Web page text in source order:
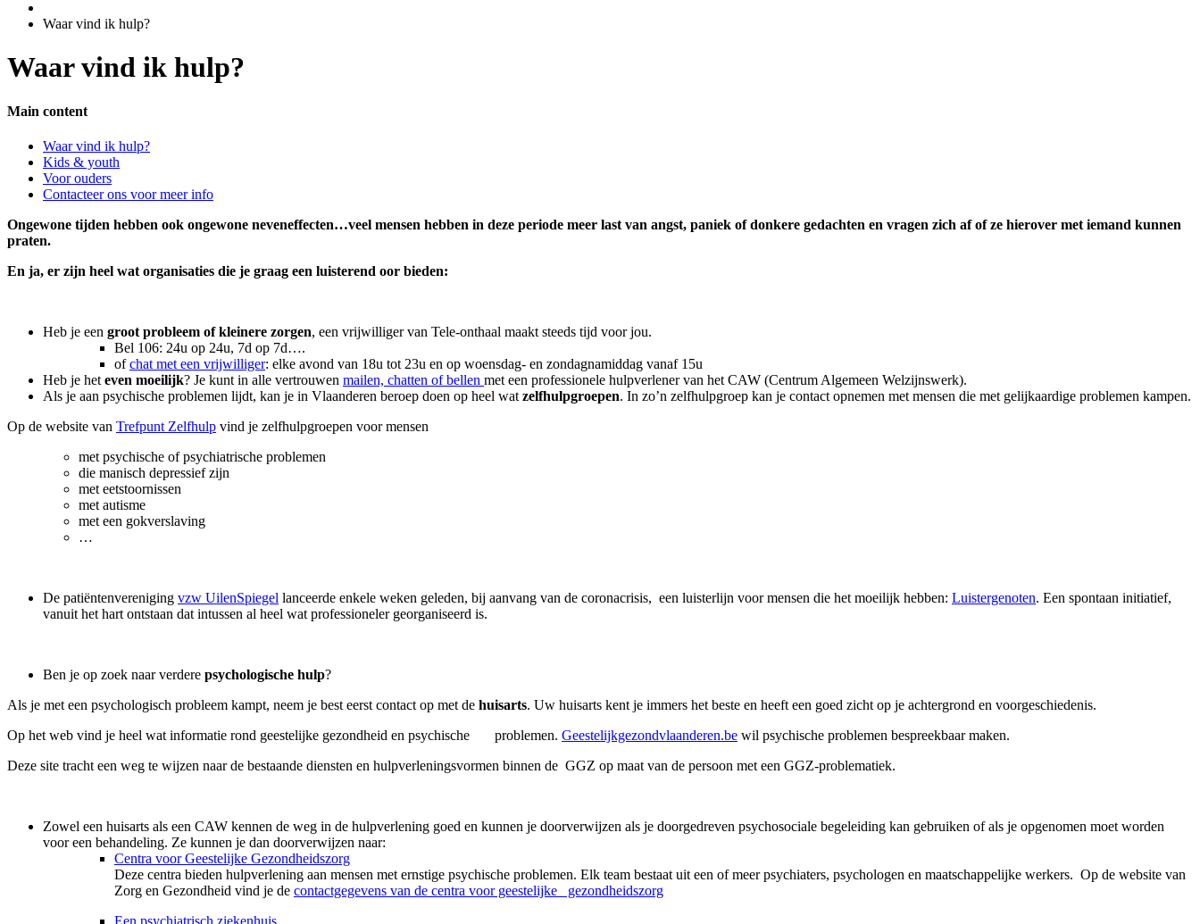
Waar vind ik hulp?
Waar vind ik hulp?
Main content
Side
Navigation
Waar vind ik hulp?
Kids & youth
Voor ouders
Contacteer ons voor meer info
Ongewone tijden hebben ook ongewone neveneffecten…veel mensen hebben in deze periode meer last van angst, paniek of donkere gedachten en vragen zich af of ze hierover met iemand kunnen
praten.
En ja, er zijn heel wat organisaties die je graag een luisterend oor bieden:
Heb je een groot probleem of kleinere zorgen, een vrijwilliger van Tele-onthaal maakt steeds tijd voor jou.
Bel 106: 24u op 24u, 7d op 7d….
ofchat met een vrijwilliger: elke avond van 18u tot 23u en op woensdag- en zondagnamiddag vanaf 15u
Heb je het even moeilijk? Je kunt in alle vertrouwen mailen, chatten of bellen met een professionele hulpverlener van het CAW (Centrum Algemeen Welzijnswerk).
Als je aan psychische problemen lijdt, kan je in Vlaanderen beroep doen op heel wat zelfhulpgroepen. In zo’n zelfhulpgroep kan je contact opnemen met mensen die met gelijkaardige problemen kampen.
Op de website van Trefpunt Zelfhulp vind je zelfhulpgroepen voor mensen
met psychische of psychiatrische problemen
die manisch depressief zijn
met eetstoornissen
met autisme
met een gokverslaving
…
De patiëntenvereniging vzw UilenSpiegel lanceerde enkele weken geleden, bij aanvang van de coronacrisis, een luisterlijn voor mensen die het moeilijk hebben: Luistergenoten. Een spontaan initiatief,
vanuit het hart ontstaan dat intussen al heel wat professioneler georganiseerd is.
Ben je op zoek naar verdere psychologische hulp?
Als je met een psychologisch probleem kampt, neem je best eerst contact op met de huisarts. Uw huisarts kent je immers het beste en heeft een goed zicht op je achtergrond en voorgeschiedenis.
Op het web vind je heel wat informatie rond geestelijke gezondheid en psychische problemen. Geestelijkgezondvlaanderen.be wil psychische problemen bespreekbaar maken.
Deze site tracht een weg te wijzen naar de bestaande diensten en hulpverleningsvormen binnen de GGZ op maat van de persoon met een GGZ-problematiek.
Zowel een huisarts als een CAW kennen de weg in de hulpverlening goed en kunnen je doorverwijzen als je doorgedreven psychosociale begeleiding kan gebruiken of als je opgenomen moet worden
voor een behandeling. Ze kunnen je dan doorverwijzen naar:
Centra voor Geestelijke Gezondheidszorg
Deze centra bieden hulpverlening aan mensen met ernstige psychische problemen. Elk team bestaat uit een of meer psychiaters, psychologen en maatschappelijke werkers. Op de website van
Zorg en Gezondheid vind je de contactgegevens van de centra voor geestelijke gezondheidszorg
Een psychiatrisch ziekenhuis